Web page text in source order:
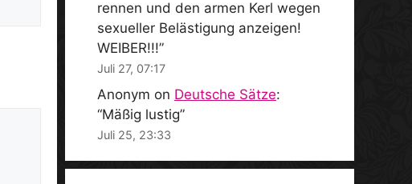
rennen und den armen Kerl wegen
sexueller Belästigung anzeigen!
WEIBER!!!”
Juli 27, 07:17
Anonym on Deutsche Sätze:
“Mäßig lustig”
Juli 25, 23:33